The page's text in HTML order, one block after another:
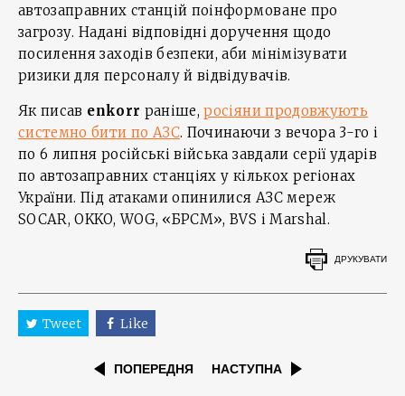
автозаправних станцій поінформоване про
загрозу. Надані відповідні доручення щодо
посилення заходів безпеки, аби мінімізувати
ризики для персоналу й відвідувачів.
Як писав enkorr раніше,росіяни продовжують
системно бити по АЗС. Починаючи з вечора 3-го і
по 6 липня російські війська завдали серії ударів
по автозаправних станціях у кількох регіонах
України. Під атаками опинилися АЗС мереж
SOCAR, OKKO, WOG, «БРСМ», BVS і Marshal.
ДРУКУВАТИ
Tweet Like
ПОПЕРЕДНЯ НАСТУПНА